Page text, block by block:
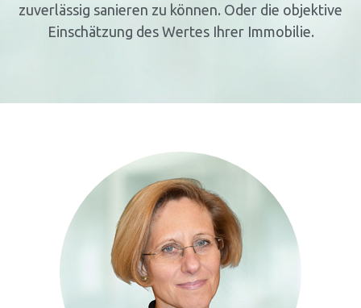
zuverlässig sanieren zu können. Oder die objektive
Einschätzung des Wertes Ihrer Immobilie.